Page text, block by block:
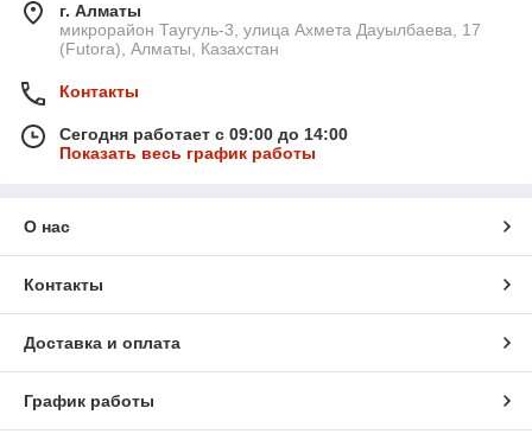
г. Алматы
микрорайон Таугуль-3, улица Ахмета Дауылбаева, 17
(Futora), Алматы, Казахстан
Контакты
Сегодня работает с 09:00 до 14:00
Показать весь график работы
О нас
Контакты
Доставка и оплата
График работы